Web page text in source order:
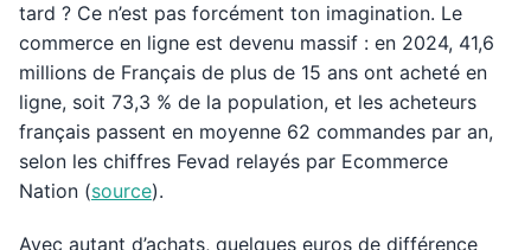
tard ? Ce n’est pas forcément ton imagination. Le
commerce en ligne est devenu massif : en 2024, 41,6
millions de Français de plus de 15 ans ont acheté en
ligne, soit 73,3 % de la population, et les acheteurs
français passent en moyenne 62 commandes par an,
selon les chiffres Fevad relayés par Ecommerce
Nation (source).
Avec autant d’achats, quelques euros de différence